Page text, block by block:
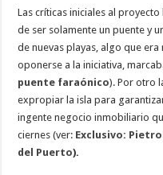
Las críticas iniciales al
de ser solamente un puente y
de nuevas playas, algo que
oponerse a la iniciativa,
puente faraónico). Por otro
expropiar la isla para
ingente negocio inmobiliario
ciernes (ver: Exclusivo:
del Puerto).